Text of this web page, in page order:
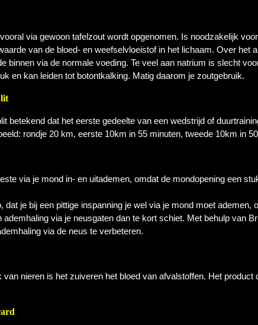
via gewoon tafelzout wordt opgenomen. Is noodzakelijk
van de bloed- en weefselvloeistof in het lichaam. Over het
binnen via de normale voeding. Te veel aan natrium is slecht
en kan leiden tot botontkalking. Matig daarom je zoutgebruik.
betekend dat het eerste gedeelte van een wedstrijd of
rondje 20 km, eerste 10km in 55 minuten, tweede 10km in
via je mond in- en uitademen, omdat de mondopening een
dat je bij een pittige inspanning je wel via je mond moet ademen,
ademhaling via je neusgaten dan te kort schiet. Met behulp van
via de neus te verbeteren.
van nieren is het zuiveren het bloed van afvalstoffen. Het product